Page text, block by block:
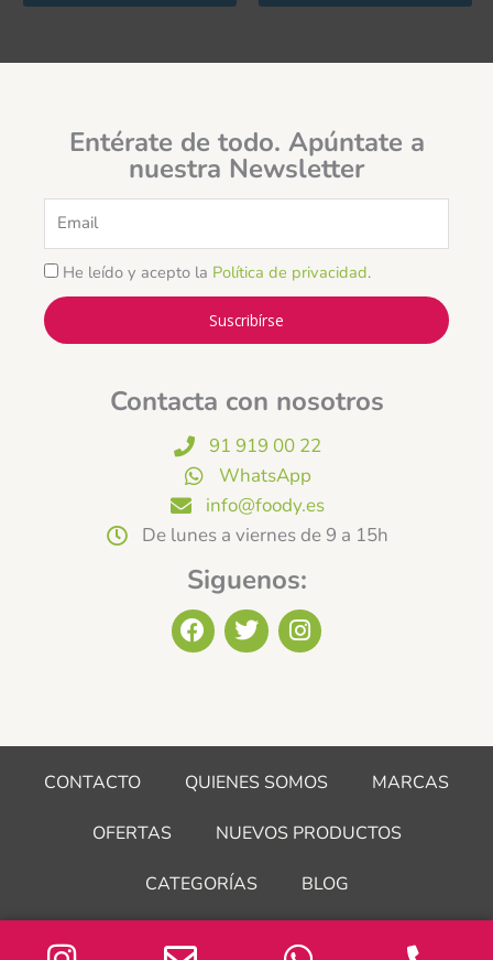
Entérate de todo. Apúntate a
nuestra Newsletter
He leído y acepto la Política de privacidad.
Suscribírse
Contacta con nosotros
91 919 00 22
WhatsApp
info@foody.es
De lunes a viernes de 9 a 15h
Siguenos:
F
a
o
k
T
w
e
I
n
g
a
CONTACTO QUIENES SOMOS MARCAS
OFERTAS NUEVOS PRODUCTOS
CATEGORÍAS BLOG